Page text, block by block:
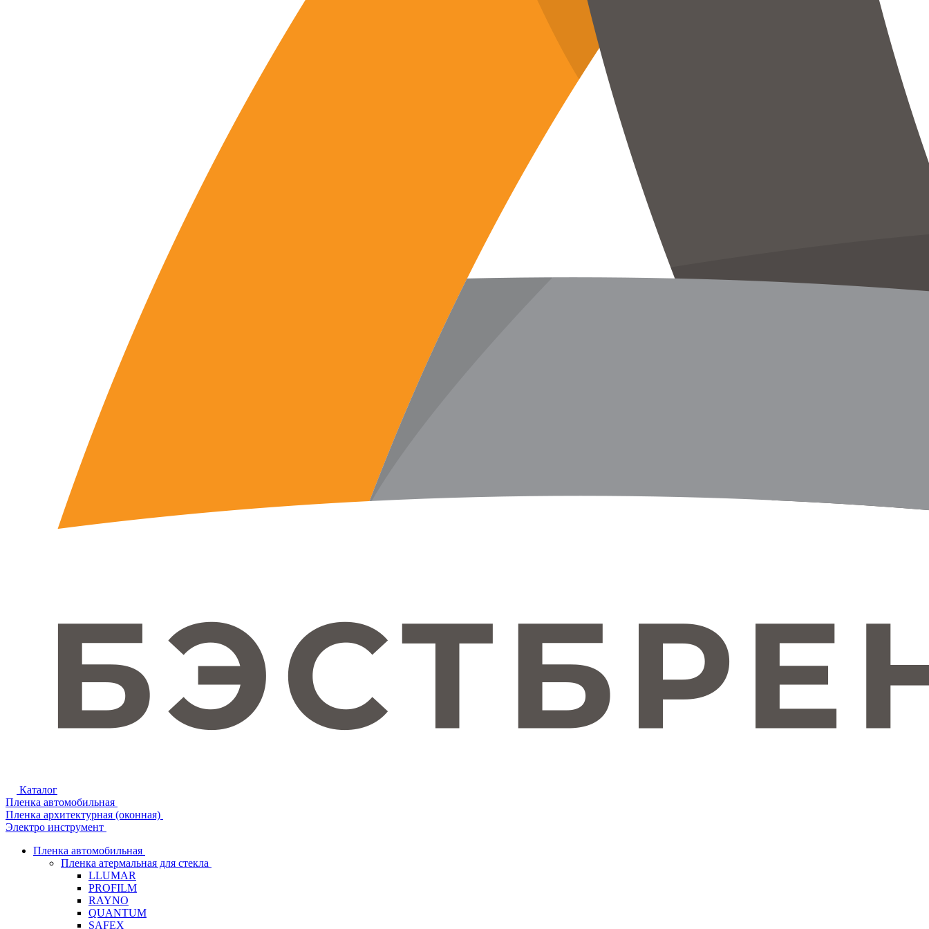
Каталог
Пленка автомобильная
Пленка архитектурная (оконная)
Электро инструмент
Пленка автомобильная
Пленка атермальная для стекла
LLUMAR
PROFILM
RAYNO
QUANTUM
SAFEX